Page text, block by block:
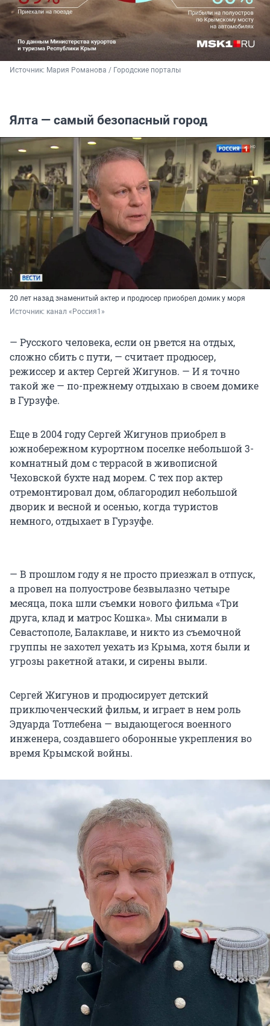
Источник: Мария Романова / Городские порталы
Ялта — самый безопасный город
20 лет назад знаменитый актер и продюсер приобрел домик у моря
Источник: канал «Россия1»
— Русского человека, если он рвется на отдых,
сложно сбить с пути, — считает продюсер,
режиссер и актер Сергей Жигунов. — И я точно
такой же — по-прежнему отдыхаю в своем домике
в Гурзуфе.
Еще в 2004 году Сергей Жигунов приобрел в
южнобережном курортном поселке небольшой 3-
комнатный дом с террасой в живописной
Чеховской бухте над морем. С тех пор актер
отремонтировал дом, облагородил небольшой
дворик и весной и осенью, когда туристов
немного, отдыхает в Гурзуфе.
— В прошлом году я не просто приезжал в отпуск,
а провел на полуострове безвылазно четыре
месяца, пока шли съемки нового фильма «Три
друга, клад и матрос Кошка». Мы снимали в
Севастополе, Балаклаве, и никто из съемочной
группы не захотел уехать из Крыма, хотя были и
угрозы ракетной атаки, и сирены выли.
Сергей Жигунов и продюсирует детский
приключенческий фильм, и играет в нем роль
Эдуарда Тотлебена — выдающегося военного
инженера, создавшего оборонные укрепления во
время Крымской войны.